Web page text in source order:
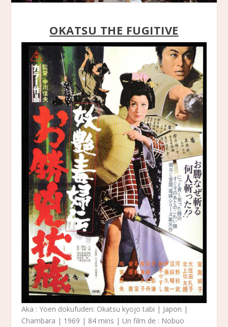
OKATSU THE FUGITIVE
Aka : Yoen dokufuden: Okatsu kyojo tabi | Japon |
Chambara | 1969 | 84 mins | Un film de : Nobuo